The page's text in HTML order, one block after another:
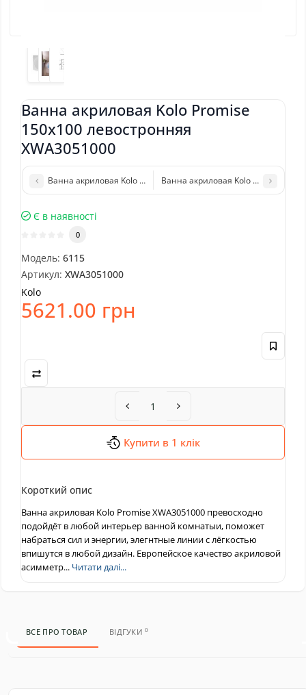
Ванна акриловая Kolo Promise
150x100 левостронняя
XWA3051000
Ванна акриловая Kolo Mirra 170x80 XWP3370001 с ножками и
Ванна акриловая Kolo Comfort 150
Є в наявності
0
Модель: 6115
Артикул: XWA3051000
Kolo
5621.00 грн
Купити в 1 клік
Короткий опис
Ванна акриловая Kolo Promise XWA3051000 превосходно
подойдёт в любой интерьер ванной комнатыи, поможет
набраться сил и энергии, элегнтные линии с лёгкостью
впишутся в любой дизайн. Европейское качество акриловой
асимметр... Читати далі...
ВСЕ ПРО ТОВАР ВІДГУКИ0